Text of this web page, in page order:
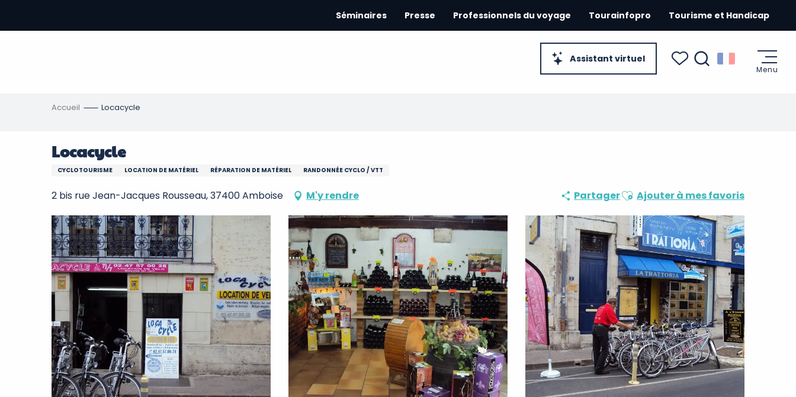
contenu
Assistant virtuel
Séminaires Presse Professionnels du voyage Tourainfopro Tourisme et Handicap
Menu
Accueil Locacycle
Locacycle
CYCLOTOURISME LOCATION DE MATÉRIEL RÉPARATION DE MATÉRIEL RANDONNÉE CYCLO / VTT
2 bis rue Jean-Jacques Rousseau, 37400 Amboise M'y rendre PartagerAjouter aux favoris
Ajouter à mes favoris